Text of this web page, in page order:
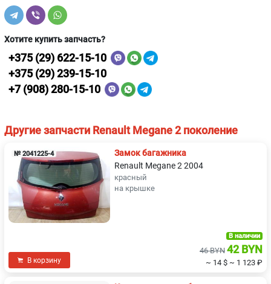
Хотите купить запчасть?
+375 (29) 622-15-10
+375 (29) 239-15-10
+7 (908) 280-15-10
Другие запчасти Renault Megane 2 поколение
№ 2041225-4
Замок багажника
Renault Megane 2 2004
красный
на крышке
В корзину
В наличии
46 BYN 42 BYN
~ 14 $ ~ 1 123 ₽